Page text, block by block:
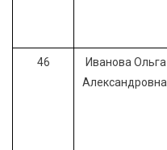
46
Иванова Ольга
Александровна